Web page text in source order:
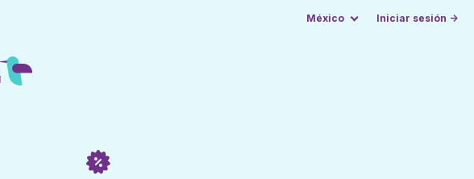
México Iniciar sesión →